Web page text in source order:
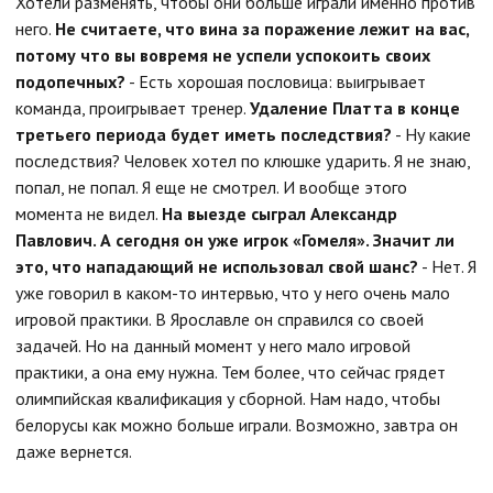
него. Не считаете, что вина за поражение лежит на вас,
потому что вы вовремя не успели успокоить своих
подопечных? - Есть хорошая пословица: выигрывает
команда, проигрывает тренер. Удаление Платта в конце
третьего периода будет иметь последствия? - Ну какие
последствия? Человек хотел по клюшке ударить. Я не знаю,
попал, не попал. Я еще не смотрел. И вообще этого
момента не видел. На выезде сыграл Александр
Павлович. А сегодня он уже игрок «Гомеля». Значит ли
это, что нападающий не использовал свой шанс? - Нет. Я
уже говорил в каком-то интервью, что у него очень мало
игровой практики. В Ярославле он справился со своей
задачей. Но на данный момент у него мало игровой
практики, а она ему нужна. Тем более, что сейчас грядет
олимпийская квалификация у сборной. Нам надо, чтобы
белорусы как можно больше играли. Возможно, завтра он
даже вернется.